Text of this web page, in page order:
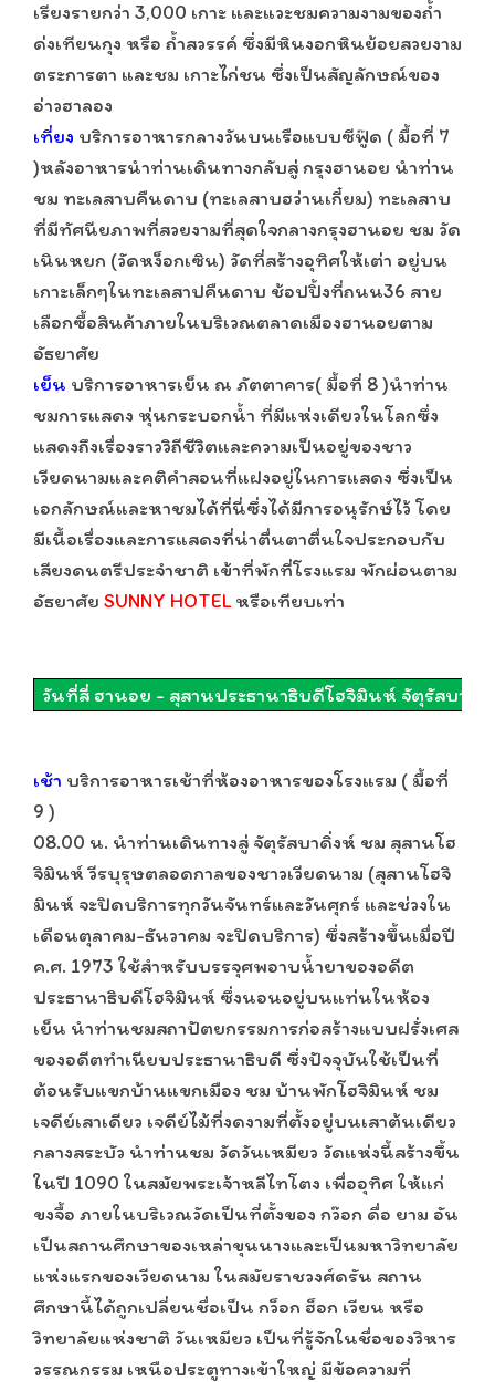
เรียงรายกว่า 3,000 เกาะ และแวะชมความงามของถ้ำ
ด่งเทียนกุง หรือ ถ้ำสวรรค์ ซึ่งมีหินงอกหินย้อยสวยงาม
ตระการตา และชม เกาะไก่ชน ซึ่งเป็นสัญลักษณ์ของ
อ่าวฮาลอง
เที่ยง บริการอาหารกลางวันบนเรือแบบซีฟู๊ด ( มื้อที่ 7
)หลังอาหารนำท่านเดินทางกลับสู่ กรุงฮานอย นำท่าน
ชม ทะเลสาบคืนดาบ (ทะเลสาบฮว่านเกี๋ยม) ทะเลสาบ
ที่มีทัศนียภาพที่สวยงามที่สุดใจกลางกรุงฮานอย ชม วัด
เนินหยก (วัดหง็อกเซิน) วัดที่สร้างอุทิศให้เต่า อยู่บน
เกาะเล็กๆในทะเลสาปคืนดาบ ช้อปปิ้งที่ถนน36 สาย
เลือกซื้อสินค้าภายในบริเวณตลาดเมืองฮานอยตาม
อัธยาศัย
เย็น บริการอาหารเย็น ณ ภัตตาคาร( มื้อที่ 8 )นำท่าน
ชมการแสดง หุ่นกระบอกน้ำ ที่มีแห่งเดียวในโลกซึ่ง
แสดงถึงเรื่องราววิถีชีวิตและความเป็นอยู่ของชาว
เวียดนามและคติคำสอนที่แฝงอยู่ในการแสดง ซึ่งเป็น
เอกลักษณ์และหาชมได้ที่นี่ซึ่งได้มีการอนุรักษ์ไว้ โดย
มีเนื้อเรื่องและการแสดงที่น่าตื่นตาตื่นใจประกอบกับ
เสียงดนตรีประจำชาติ เข้าที่พักที่โรงแรม พักผ่อนตาม
อัธยาศัย SUNNY HOTELหรือเทียบเท่า
วันที่สี่ ฮานอย - สุสานประธานาธิบดีโฮจิมินห์ จัตุรัสบาดิ่
เช้า บริการอาหารเช้าที่ห้องอาหารของโรงแรม ( มื้อที่
9 )
08.00 น. นำท่านเดินทางสู่ จัตุรัสบาดิ่งห์ ชม สุสานโฮ
จิมินห์ วีรบุรุษตลอดกาลของชาวเวียดนาม (สุสานโฮจิ
มินห์ จะปิดบริการทุกวันจันทร์และวันศุกร์ และช่วงใน
เดือนตุลาคม-ธันวาคม จะปิดบริการ) ซึ่งสร้างขึ้นเมื่อปี
ค.ศ. 1973 ใช้สำหรับบรรจุศพอาบน้ำยาของอดีต
ประธานาธิบดีโฮจิมินห์ ซึ่งนอนอยู่บนแท่นในห้อง
เย็น นำท่านชมสถาปัตยกรรมการก่อสร้างแบบฝรั่งเศส
ของอดีตทำเนียบประธานาธิบดี ซึ่งปัจจุบันใช้เป็นที่
ต้อนรับแขกบ้านแขกเมือง ชม บ้านพักโฮจิมินห์ ชม
เจดีย์เสาเดียว เจดีย์ไม้ที่งดงามที่ตั้งอยู่บนเสาต้นเดียว
กลางสระบัว นำท่านชม วัดวันเหมียว วัดแห่งนี้สร้างขึ้น
ในปี 1090 ในสมัยพระเจ้าหลีไทโตง เพื่ออุทิศ ให้แก่
ขงจื้อ ภายในบริเวณวัดเป็นที่ตั้งของ กว๊อก ดื่อ ยาม อัน
เป็นสถานศึกษาของเหล่าขุนนางและเป็นมหาวิทยาลัย
แห่งแรกของเวียดนาม ในสมัยราชวงศ์ดรัน สถาน
ศึกษานี้ได้ถูกเปลี่ยนชื่อเป็น กว็อก ฮ็อก เวียน หรือ
วิทยาลัยแห่งชาติ วันเหมียว เป็นที่รู้จักในชื่อของวิหาร
วรรณกรรม เหนือประตูทางเข้าใหญ่ มีข้อความที่